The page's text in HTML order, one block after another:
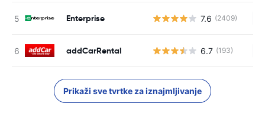
Enterprise 7.6 (2409)
addCarRental 6.7 (193)
Prikaži sve tvrtke za iznajmljivanje